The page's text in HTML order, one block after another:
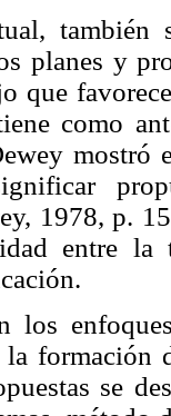
planes y
que
como
mostró
1978, p.
entre la
los
formación
se